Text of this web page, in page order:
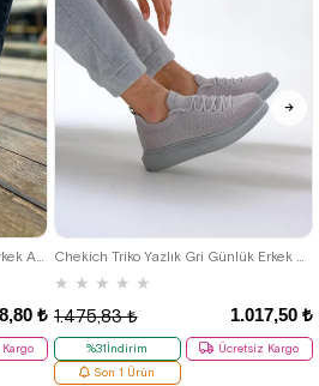
₺
★ ★ ★ ★ ★
1.017,50 ₺
1.475,83 ₺
%31İndirim
Ücretsiz Kargo
Son 1 Ürün